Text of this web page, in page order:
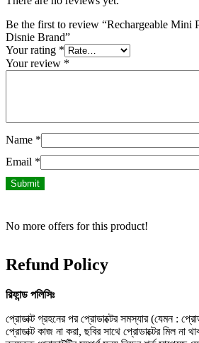
Be the first to review “Rechargeable Mini
Disnie Brand”
Your rating *
Your review *
Name *
Email *
No more offers for this product!
Refund Policy
রিফান্ড পলিসিঃ
প্রোডাক্ট গ্রহনের পর প্রোডাক্টের সমস্যার (যেমন :
প্রোডাক্ট কাজ না করা, ছবির সাথে প্রোডাক্টের মিল না